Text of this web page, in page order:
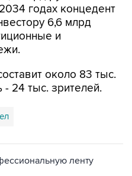
годах концедент
6,6 млрд
и
около 83 тыс.
- 24 тыс. зрителей.
ленту